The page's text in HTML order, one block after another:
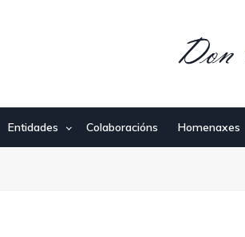
Entidades Colaboracións Homenaxes